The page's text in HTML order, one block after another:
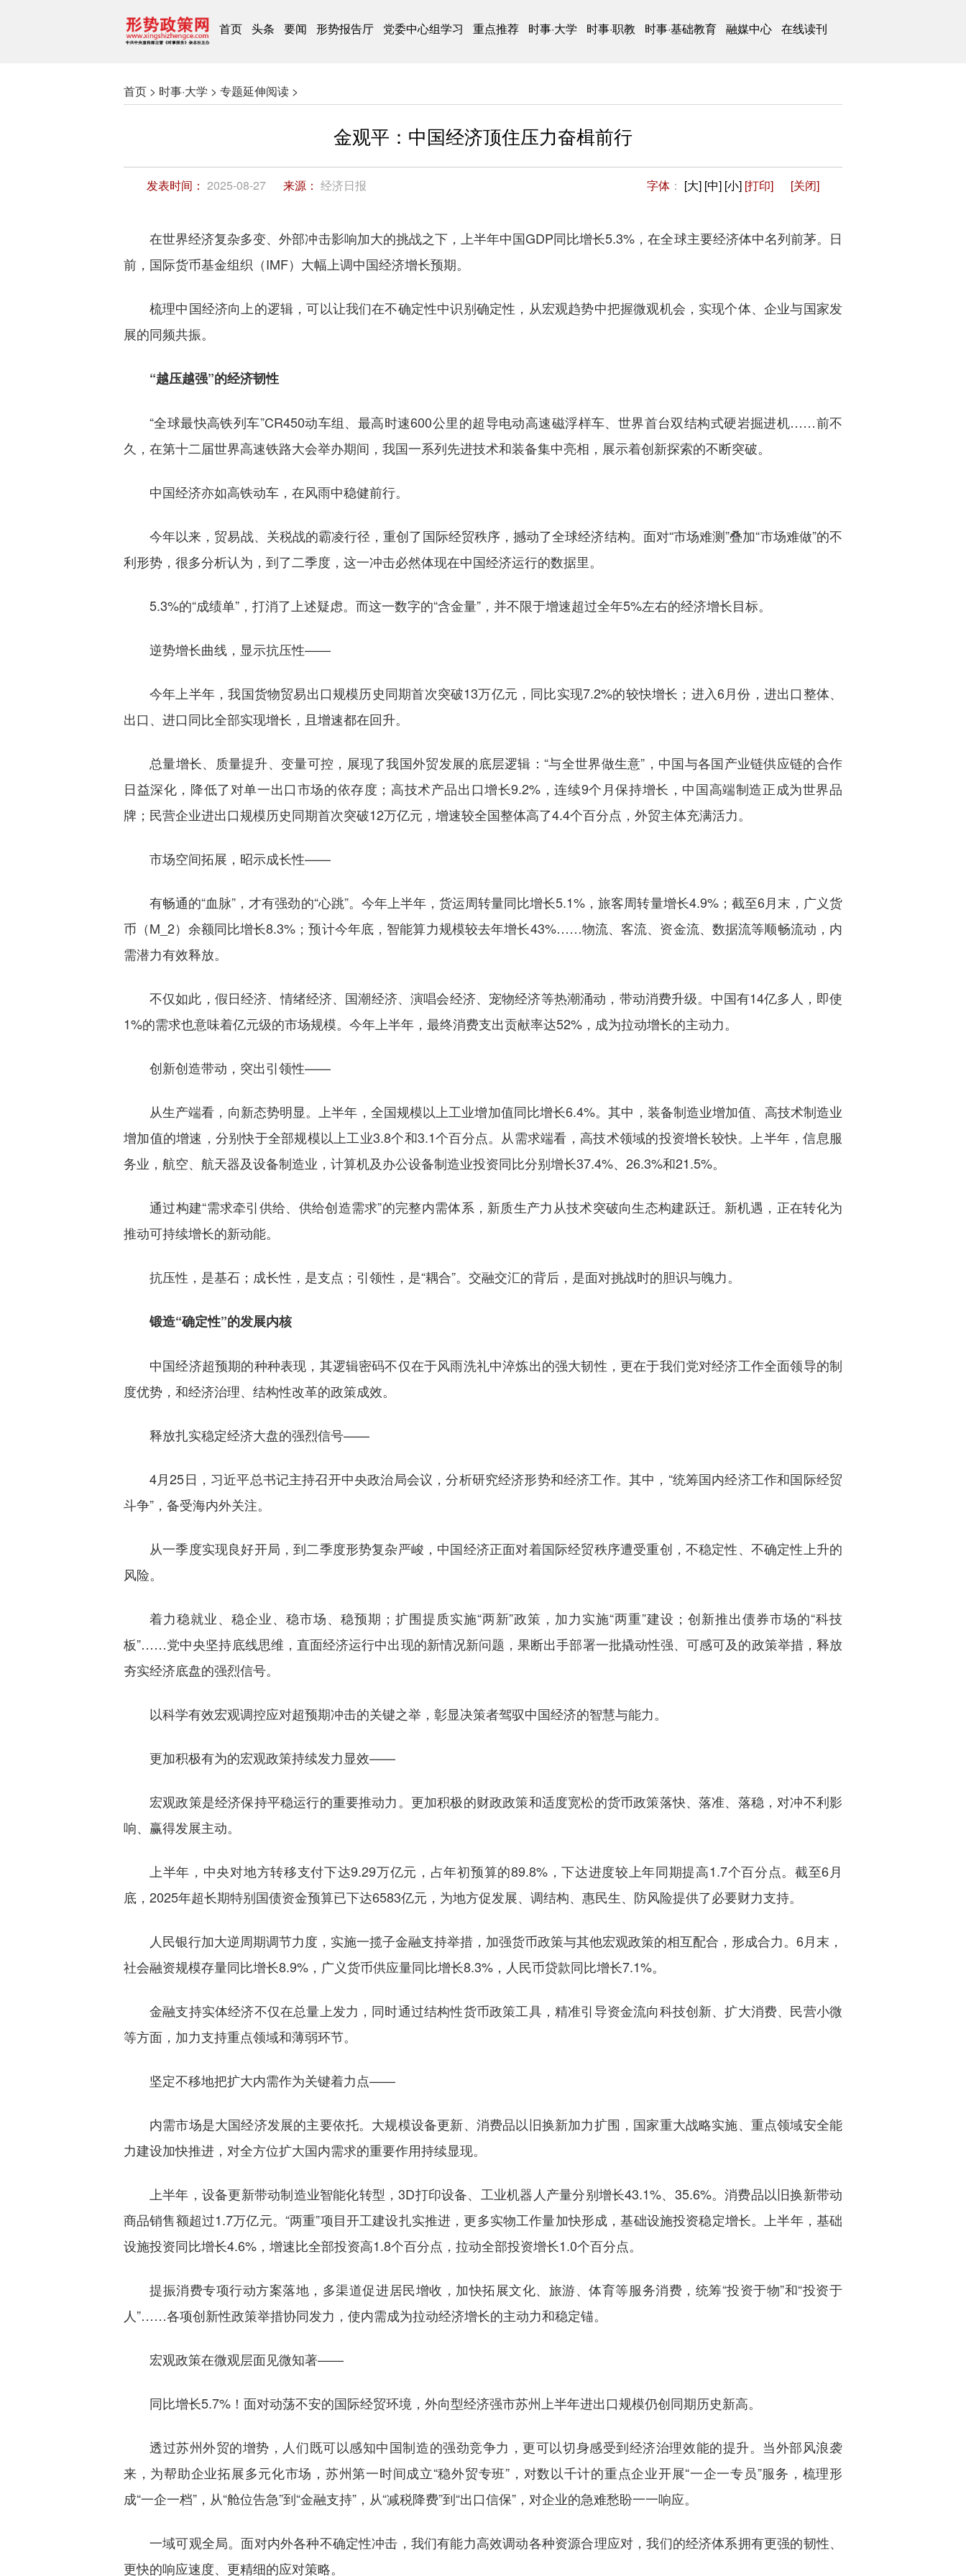
首页 头条 要闻 形势报告厅 党委中心组学习 重点推荐 时事·大学 时事·职教 时事·基础教育 融媒中心 在线读刊
首页 > 时事·大学 > 专题延伸阅读 >
金观平：中国经济顶住压力奋楫前行
发表时间： 2025-08-27 来源： 经济日报 字体 ： [大] [中] [小] [打印] [关闭]
在世界经济复杂多变、外部冲击影响加大的挑战之下，上半年中国GDP同比增长5.3%，在全球主要经济体中名列前茅。日
前，国际货币基金组织（IMF）大幅上调中国经济增长预期。
梳理中国经济向上的逻辑，可以让我们在不确定性中识别确定性，从宏观趋势中把握微观机会，实现个体、企业与国家发
展的同频共振。
“越压越强”的经济韧性
“全球最快高铁列车”CR450动车组、最高时速600公里的超导电动高速磁浮样车、世界首台双结构式硬岩掘进机……前不
久，在第十二届世界高速铁路大会举办期间，我国一系列先进技术和装备集中亮相，展示着创新探索的不断突破。
中国经济亦如高铁动车，在风雨中稳健前行。
今年以来，贸易战、关税战的霸凌行径，重创了国际经贸秩序，撼动了全球经济结构。面对“市场难测”叠加“市场难做”的不
利形势，很多分析认为，到了二季度，这一冲击必然体现在中国经济运行的数据里。
5.3%的“成绩单”，打消了上述疑虑。而这一数字的“含金量”，并不限于增速超过全年5%左右的经济增长目标。
逆势增长曲线，显示抗压性——
今年上半年，我国货物贸易出口规模历史同期首次突破13万亿元，同比实现7.2%的较快增长；进入6月份，进出口整体、
出口、进口同比全部实现增长，且增速都在回升。
总量增长、质量提升、变量可控，展现了我国外贸发展的底层逻辑：“与全世界做生意”，中国与各国产业链供应链的合作
日益深化，降低了对单一出口市场的依存度；高技术产品出口增长9.2%，连续9个月保持增长，中国高端制造正成为世界品
牌；民营企业进出口规模历史同期首次突破12万亿元，增速较全国整体高了4.4个百分点，外贸主体充满活力。
市场空间拓展，昭示成长性——
有畅通的“血脉”，才有强劲的“心跳”。今年上半年，货运周转量同比增长5.1%，旅客周转量增长4.9%；截至6月末，广义货
币（M_2）余额同比增长8.3%；预计今年底，智能算力规模较去年增长43%……物流、客流、资金流、数据流等顺畅流动，内
需潜力有效释放。
不仅如此，假日经济、情绪经济、国潮经济、演唱会经济、宠物经济等热潮涌动，带动消费升级。中国有14亿多人，即使
1%的需求也意味着亿元级的市场规模。今年上半年，最终消费支出贡献率达52%，成为拉动增长的主动力。
创新创造带动，突出引领性——
从生产端看，向新态势明显。上半年，全国规模以上工业增加值同比增长6.4%。其中，装备制造业增加值、高技术制造业
增加值的增速，分别快于全部规模以上工业3.8个和3.1个百分点。从需求端看，高技术领域的投资增长较快。上半年，信息服
务业，航空、航天器及设备制造业，计算机及办公设备制造业投资同比分别增长37.4%、26.3%和21.5%。
通过构建“需求牵引供给、供给创造需求”的完整内需体系，新质生产力从技术突破向生态构建跃迁。新机遇，正在转化为
推动可持续增长的新动能。
抗压性，是基石；成长性，是支点；引领性，是“耦合”。交融交汇的背后，是面对挑战时的胆识与魄力。
锻造“确定性”的发展内核
中国经济超预期的种种表现，其逻辑密码不仅在于风雨洗礼中淬炼出的强大韧性，更在于我们党对经济工作全面领导的制
度优势，和经济治理、结构性改革的政策成效。
释放扎实稳定经济大盘的强烈信号——
4月25日，习近平总书记主持召开中央政治局会议，分析研究经济形势和经济工作。其中，“统筹国内经济工作和国际经贸
斗争”，备受海内外关注。
从一季度实现良好开局，到二季度形势复杂严峻，中国经济正面对着国际经贸秩序遭受重创，不稳定性、不确定性上升的
风险。
着力稳就业、稳企业、稳市场、稳预期；扩围提质实施“两新”政策，加力实施“两重”建设；创新推出债券市场的“科技
板”……党中央坚持底线思维，直面经济运行中出现的新情况新问题，果断出手部署一批撬动性强、可感可及的政策举措，释放
夯实经济底盘的强烈信号。
以科学有效宏观调控应对超预期冲击的关键之举，彰显决策者驾驭中国经济的智慧与能力。
更加积极有为的宏观政策持续发力显效——
宏观政策是经济保持平稳运行的重要推动力。更加积极的财政政策和适度宽松的货币政策落快、落准、落稳，对冲不利影
响、赢得发展主动。
上半年，中央对地方转移支付下达9.29万亿元，占年初预算的89.8%，下达进度较上年同期提高1.7个百分点。截至6月
底，2025年超长期特别国债资金预算已下达6583亿元，为地方促发展、调结构、惠民生、防风险提供了必要财力支持。
人民银行加大逆周期调节力度，实施一揽子金融支持举措，加强货币政策与其他宏观政策的相互配合，形成合力。6月末，
社会融资规模存量同比增长8.9%，广义货币供应量同比增长8.3%，人民币贷款同比增长7.1%。
金融支持实体经济不仅在总量上发力，同时通过结构性货币政策工具，精准引导资金流向科技创新、扩大消费、民营小微
等方面，加力支持重点领域和薄弱环节。
坚定不移地把扩大内需作为关键着力点——
内需市场是大国经济发展的主要依托。大规模设备更新、消费品以旧换新加力扩围，国家重大战略实施、重点领域安全能
力建设加快推进，对全方位扩大国内需求的重要作用持续显现。
上半年，设备更新带动制造业智能化转型，3D打印设备、工业机器人产量分别增长43.1%、35.6%。消费品以旧换新带动
商品销售额超过1.7万亿元。“两重”项目开工建设扎实推进，更多实物工作量加快形成，基础设施投资稳定增长。上半年，基础
设施投资同比增长4.6%，增速比全部投资高1.8个百分点，拉动全部投资增长1.0个百分点。
提振消费专项行动方案落地，多渠道促进居民增收，加快拓展文化、旅游、体育等服务消费，统筹“投资于物”和“投资于
人”……各项创新性政策举措协同发力，使内需成为拉动经济增长的主动力和稳定锚。
宏观政策在微观层面见微知著——
同比增长5.7%！面对动荡不安的国际经贸环境，外向型经济强市苏州上半年进出口规模仍创同期历史新高。
透过苏州外贸的增势，人们既可以感知中国制造的强劲竞争力，更可以切身感受到经济治理效能的提升。当外部风浪袭
来，为帮助企业拓展多元化市场，苏州第一时间成立“稳外贸专班”，对数以千计的重点企业开展“一企一专员”服务，梳理形
成“一企一档”，从“舱位告急”到“金融支持”，从“减税降费”到“出口信保”，对企业的急难愁盼一一响应。
一域可观全局。面对内外各种不确定性冲击，我们有能力高效调动各种资源合理应对，我们的经济体系拥有更强的韧性、
更快的响应速度、更精细的应对策略。